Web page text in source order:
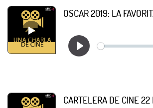
OSCAR 2019: LA
CARTELERA DE CINE 22